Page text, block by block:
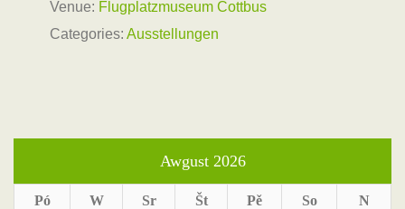
Venue: Flugplatzmuseum Cottbus
Categories: Ausstellungen
Awgust 2026
Pó W Sr Št Pě So N